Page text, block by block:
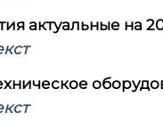
актуальные на